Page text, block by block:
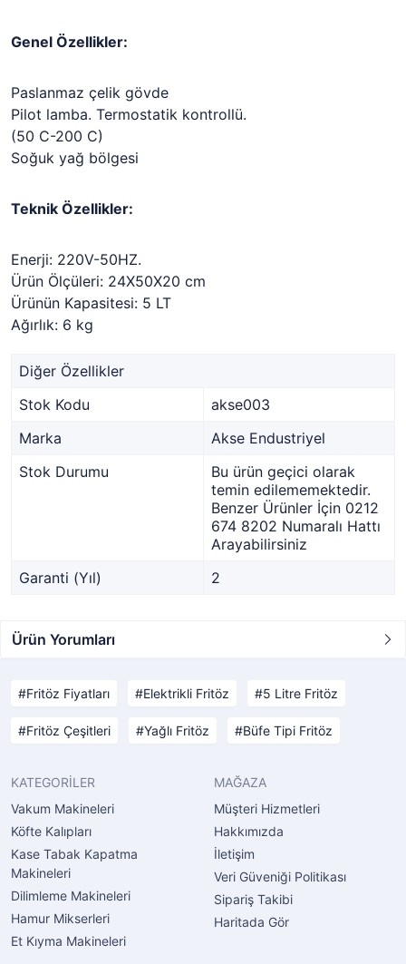
Genel Özellikler:
Paslanmaz çelik gövde
Pilot lamba. Termostatik kontrollü.
(50 C-200 C)
Soğuk yağ bölgesi
Teknik Özellikler:
Enerji: 220V-50HZ.
Ürün Ölçüleri: 24X50X20 cm
Ürünün Kapasitesi: 5 LT
Ağırlık: 6 kg
Diğer Özellikler
Stok Kodu
akse003
Marka
Akse Endustriyel
Stok Durumu
Bu ürün geçici olarak
temin edilememektedir.
Benzer Ürünler İçin 0212
674 8202 Numaralı Hattı
Arayabilirsiniz
Garanti (Yıl)
2
Ürün Yorumları
Fritöz Fiyatları Elektrikli Fritöz 5 Litre Fritöz
Fritöz Çeşitleri Yağlı Fritöz Büfe Tipi Fritöz
KATEGORİLER
Vakum Makineleri
Köfte Kalıpları
Kase Tabak Kapatma
Makineleri
Dilimleme Makineleri
Hamur Mikserleri
Et Kıyma Makineleri
MAĞAZA
Müşteri Hizmetleri
Hakkımızda
İletişim
Veri Güveniği Politikası
Sipariş Takibi
Haritada Gör